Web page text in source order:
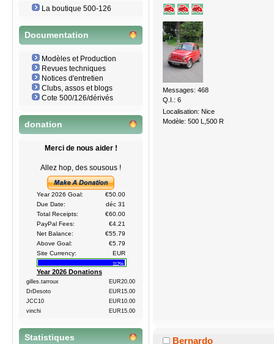
La boutique 500-126
Documentation
Modèles et Production
Revues techniques
Notices d'entretien
Clubs, assos et blogs
Cote 500/126/dérivés
donation
Merci de nous aider !
Allez hop, des sousous !
Year 2026 Goal:
€50.00
Due Date:
déc 31
Total Receipts:
€60.00
PayPal Fees:
€4.21
Net Balance:
€55.79
Above Goal:
€5.79
Site Currency:
EUR
112%
Year 2026 Donations
gilles.tarroux
EUR20.00
DrDesoto
EUR15.00
JCC10
EUR10.00
vinchi
EUR15.00
Statistiques
Messages: 468
Q.I.: 6
Localisation: Nice
Modèle: 500 L,500 R
Bernardo